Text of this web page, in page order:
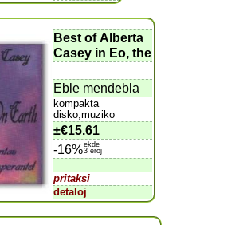
Best of Alberta
Casey in Eo, the
Eble mendebla
kompakta
disko,muziko
±€15.61
-16%ekde
3 eroj
pritaksi
detaloj